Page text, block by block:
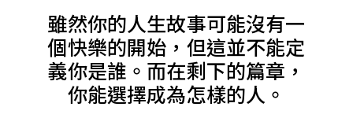
雖然你的人生故事可能沒有一
個快樂的開始，但這並不能定
義你是誰。而在剩下的篇章，
你能選擇成為怎樣的人。